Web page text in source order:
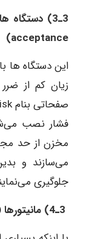
acceptance)
این دستگاه ها
زیان کم از
فشار نصب
مخزن از حد
می‌سازند و
جلوگیری